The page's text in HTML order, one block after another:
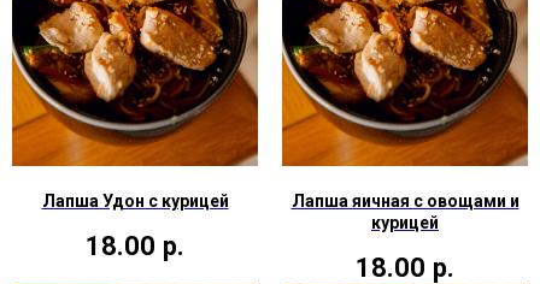
Лапша Удон с курицей
18.00 р.
Лапша яичная с овощами и
курицей
18.00 р.